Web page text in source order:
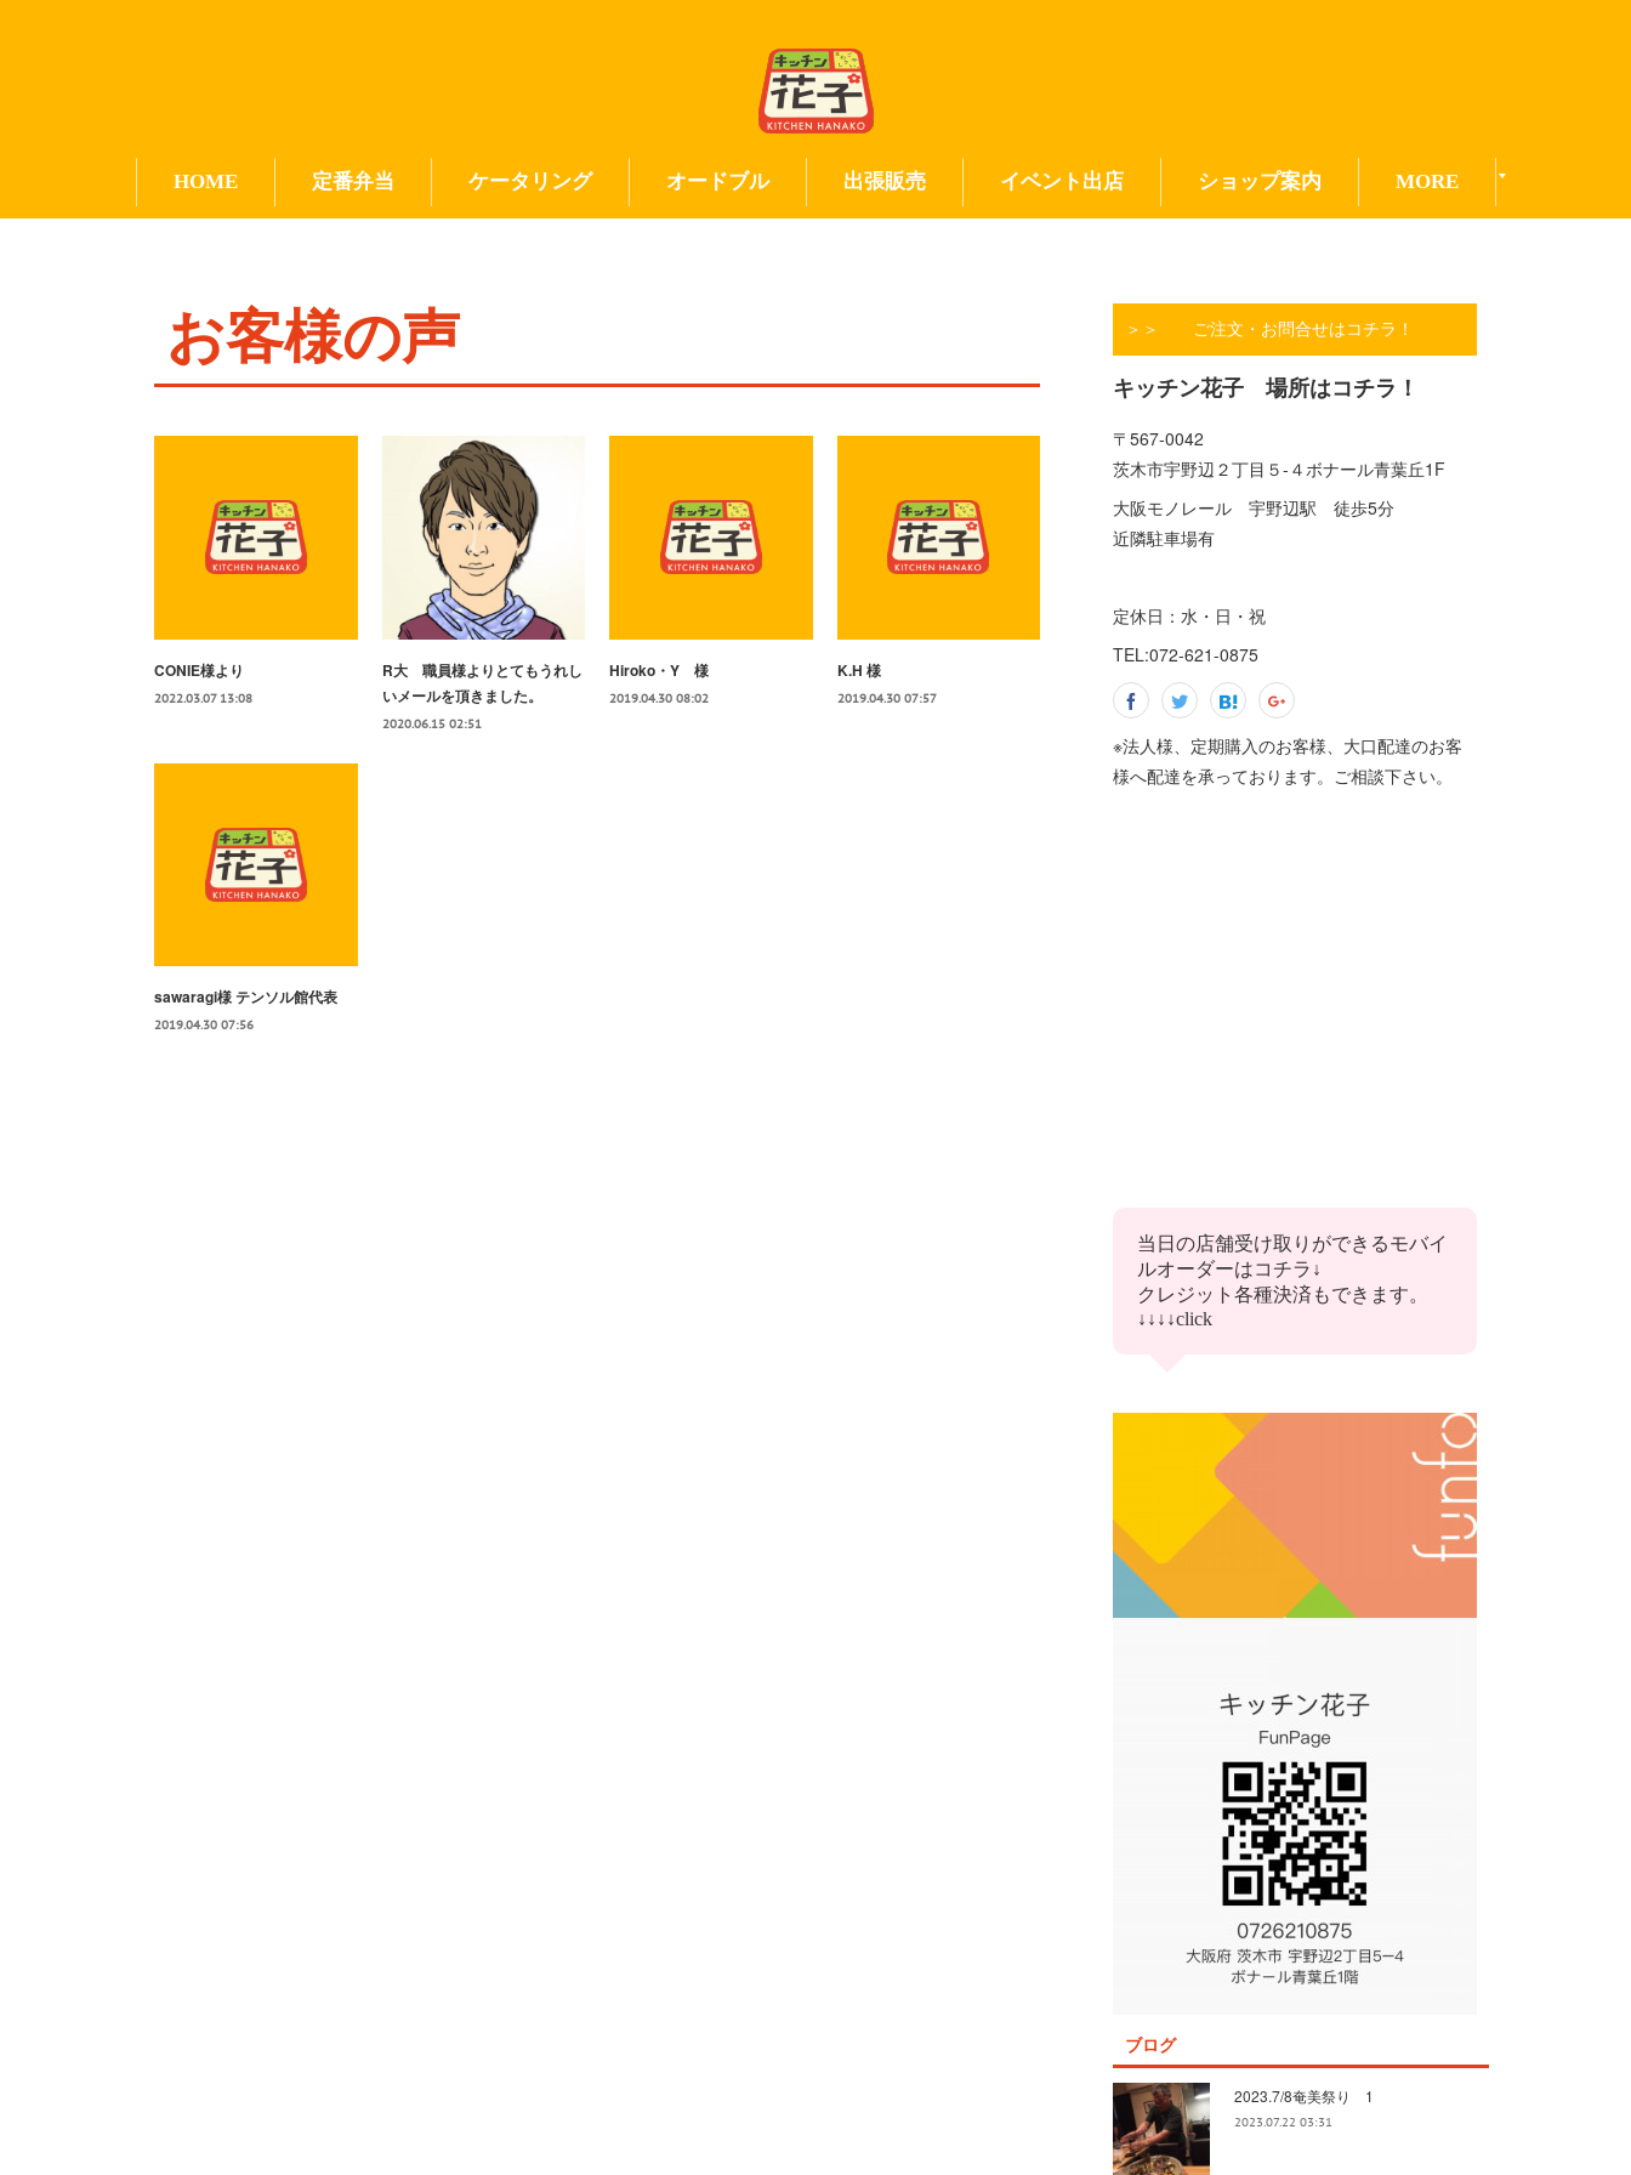
HOME 定番弁当 ケータリング オードブル 出張販売 イベント出店 ショップ案内 MORE
お客様の声
CONIE様より
2022.03.07 13:08
R大 職員様よりとてもうれし
いメールを頂きました。
2020.06.15 02:51
Hiroko・Y 様
2019.04.30 08:02
K.H 様
2019.04.30 07:57
sawaragi様 テンソル館代表
2019.04.30 07:56
＞＞ ご注文・お問合せはコチラ！
キッチン花子 場所はコチラ！
〒567-0042
茨木市宇野辺２丁目５-４ボナール青葉丘1F
大阪モノレール 宇野辺駅 徒歩5分
近隣駐車場有
定休日：水・日・祝
TEL:072-621-0875
※法人様、定期購入のお客様、大口配達のお客
様へ配達を承っております。ご相談下さい。
ブログ
2023.7/8奄美祭り 1
2023.07.22 03:31